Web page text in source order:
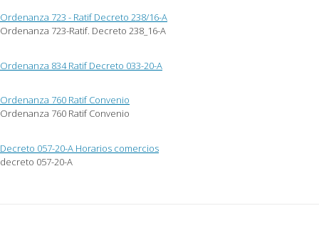
amigo
(Se
abre
ventana
nueva)
una
ventana
nueva)
una
ventana
nueva)
Ordenanza 723 - Ratif Decreto 238/16-A
Ordenanza 723-Ratif. Decreto 238_16-A
Ordenanza 834 Ratif Decreto 033-20-A
Ordenanza 760 Ratif Convenio
Ordenanza 760 Ratif Convenio
Decreto 057-20-A Horarios comercios
decreto 057-20-A